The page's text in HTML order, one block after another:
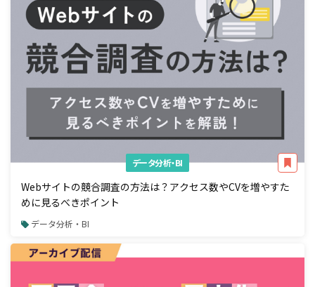
データ分析・BI
Webサイトの競合調査の方法は？アクセス数やCVを増やすた
めに見るべきポイント
データ分析・BI